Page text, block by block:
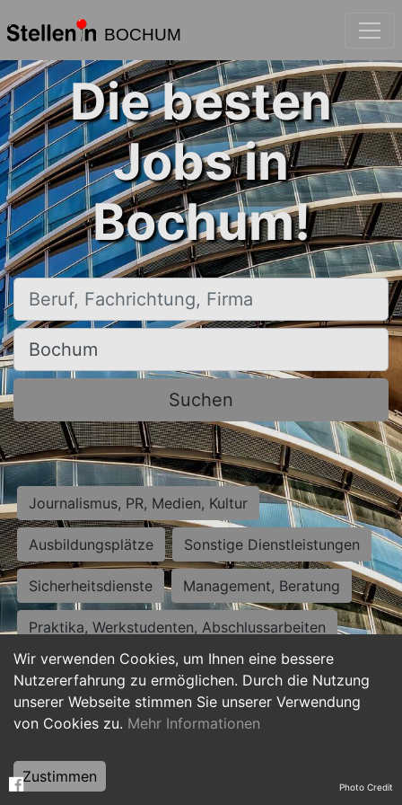
BOCHUM
Wir verwenden Cookies, um Ihnen eine bessere
Nutzererfahrung zu ermöglichen. Durch die Nutzung
unserer Webseite stimmen Sie unserer Verwendung
von Cookies zu. Mehr Informationen
Zustimmen
Die besten
Jobs in
Bochum!
Beruf, Fachrichtung, Firma
Ort, Stadt
Suchen
Journalismus, PR, Medien, Kultur
Ausbildungsplätze Sonstige Dienstleistungen
Sicherheitsdienste Management, Beratung
Praktika, Werkstudenten, Abschlussarbeiten
Personalwesen Assistenz, Sekretariat
Hilfskräfte, Aushilfs- und Nebenjobs
Weiterbildung, Studium, duale Ausbildung Photo Credit